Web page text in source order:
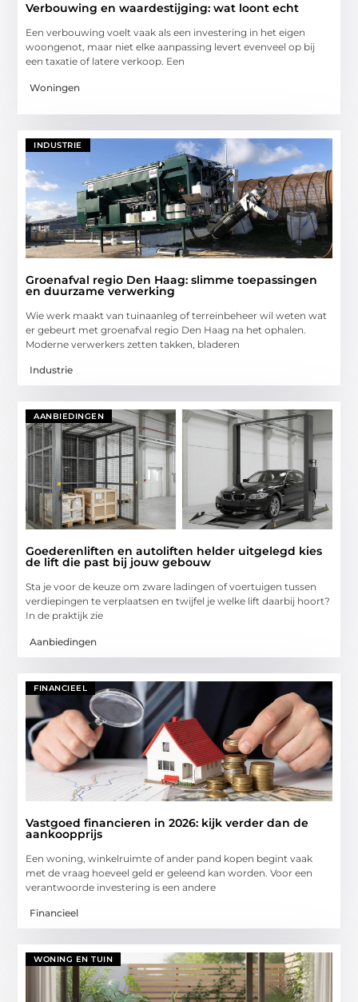
Verbouwing en waardestijging: wat loont echt
Een verbouwing voelt vaak als een investering in het eigen
woongenot, maar niet elke aanpassing levert evenveel op bij
een taxatie of latere verkoop. Een
Woningen
INDUSTRIE
Groenafval regio Den Haag: slimme toepassingen
en duurzame verwerking
Wie werk maakt van tuinaanleg of terreinbeheer wil weten wat
er gebeurt met groenafval regio Den Haag na het ophalen.
Moderne verwerkers zetten takken, bladeren
Industrie
AANBIEDINGEN
Goederenliften en autoliften helder uitgelegd kies
de lift die past bij jouw gebouw
Sta je voor de keuze om zware ladingen of voertuigen tussen
verdiepingen te verplaatsen en twijfel je welke lift daarbij hoort?
In de praktijk zie
Aanbiedingen
FINANCIEEL
Vastgoed financieren in 2026: kijk verder dan de
aankoopprijs
Een woning, winkelruimte of ander pand kopen begint vaak
met de vraag hoeveel geld er geleend kan worden. Voor een
verantwoorde investering is een andere
Financieel
WONING EN TUIN